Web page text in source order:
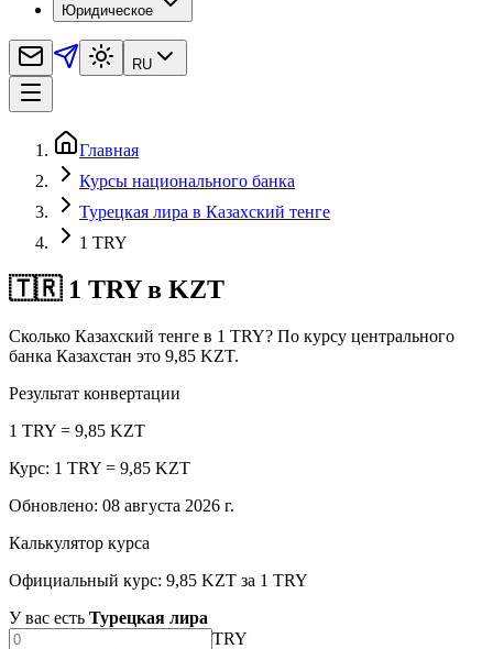
Юридическое
RU
Главная
Курсы национального банка
Турецкая лира в Казахский тенге
1 TRY
🇹🇷 1 TRY в KZT
Сколько Казахский тенге в 1 TRY? По курсу центрального
банка Казахстан это 9,85 KZT.
Результат конвертации
1 TRY = 9,85 KZT
Курс: 1 TRY = 9,85 KZT
Обновлено: 08 августа 2026 г.
Калькулятор курса
Официальный курс: 9,85 KZT за 1 TRY
У вас есть Турецкая лира
TRY